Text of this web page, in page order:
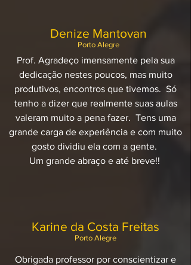
Denize Mantovan
Porto Alegre
Prof. Agradeço imensamente pela sua
dedicação nestes poucos, mas muito
produtivos, encontros que tivemos. Só
tenho a dizer que realmente suas aulas
valeram muito a pena fazer. Tens uma
grande carga de experiência e com muito
gosto dividiu ela com a gente.
Um grande abraço e até breve!!
Karine da Costa Freitas
Porto Alegre
Obrigada professor por conscientizar e